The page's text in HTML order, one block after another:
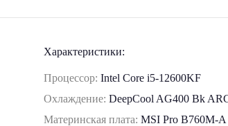
Характеристики:
Процессор:Intel Core i5-12600KF
Охлаждение:DeepCool AG400 Bk
Материнская плата:MSI Pro B760M-